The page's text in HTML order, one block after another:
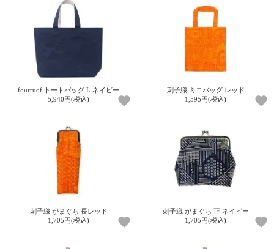
fourruof トートバッグ L ネイビー
5,940円(税込)
刺子織 ミニバッグ レッド
1,595円(税込)
刺子織 がまぐち 長レッド
1,705円(税込)
刺子織 がまぐち 正 ネイビー
1,705円(税込)